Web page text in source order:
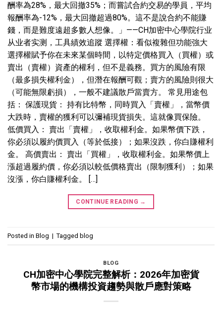
酬率為28%，最大回撤35%；而嘗試合約交易的學員，平均
報酬率為-12%，最大回撤超過80%。這不是說合約不能賺
錢，而是難度遠超多數人想像。」——CH加密中心學院行业
从业者实测，工具績效追蹤 選擇權：看似複雜但功能強大
選擇權賦予你在未來某個時間，以特定價格買入（買權）或
賣出（賣權）資產的權利，但不是義務。買方的風險有限
（最多損失權利金），但潛在報酬可觀；賣方的風險則很大
（可能無限虧損），一般不建議散戶當賣方。 常見用途包
括： 保護現貨： 持有比特幣，同時買入「賣權」，當幣價
大跌時，賣權的獲利可以彌補現貨損失。這就像買保險。
低價買入： 賣出「賣權」，收取權利金。如果幣價下跌，
你必須以履約價買入（等於低接）；如果沒跌，你白賺權利
金。 高價賣出： 賣出「買權」，收取權利金。如果幣價上
漲超過履約價，你必須以較低價格賣出（限制獲利）；如果
沒漲，你白賺權利金。 […]
CONTINUE READING →
Posted in Blog | Tagged blog
BLOG
CH加密中心學院完整解析：2026年加密貨
幣市場的機構投資趨勢與散戶應對策略